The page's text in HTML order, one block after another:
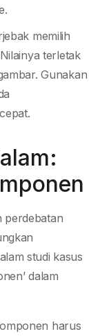
memilih
terletak
Gunakan
perdebatan
studi kasus
dalam
harus